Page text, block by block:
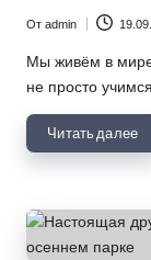
от
От admin
Мы живём в
не просто
Читать далее